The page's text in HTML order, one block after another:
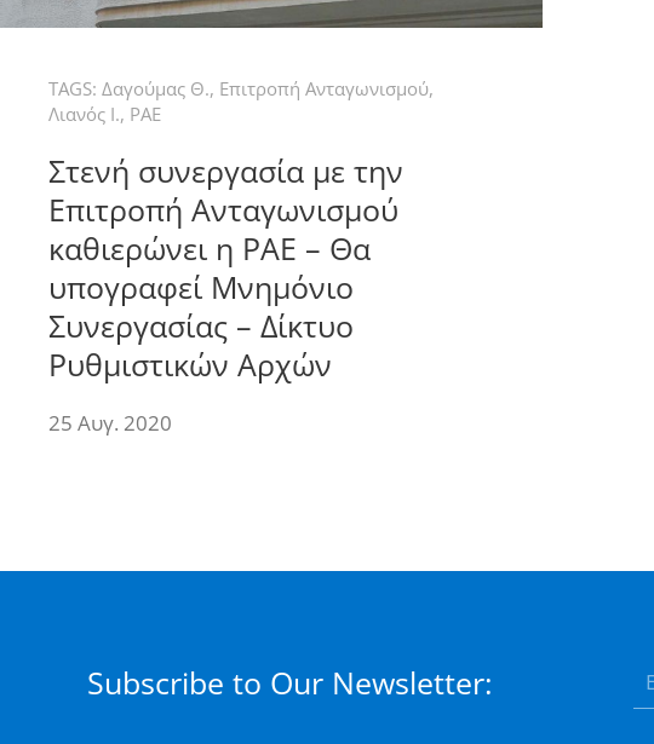
TAGS: Δαγούμας Θ., Επιτροπή Ανταγωνισμού,
Λιανός Ι., ΡΑΕ
Στενή συνεργασία με την
Επιτροπή Ανταγωνισμού
καθιερώνει η ΡΑΕ – Θα
υπογραφεί Μνημόνιο
Συνεργασίας – Δίκτυο
Ρυθμιστικών Αρχών
25 Αυγ. 2020
Subscribe to Our Newsletter: